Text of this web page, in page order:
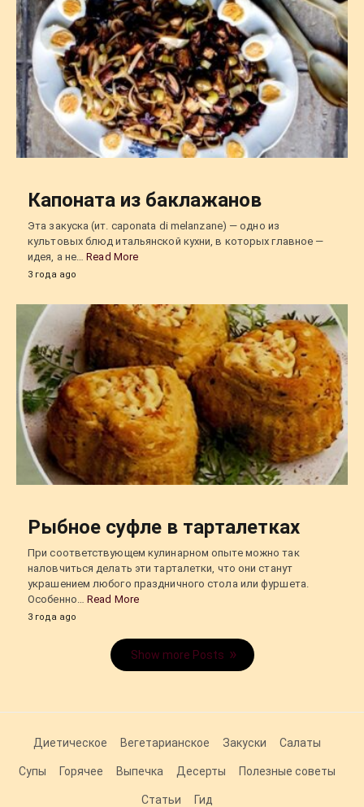
Капоната из баклажанов
Эта закуска (ит. caponata di melanzane) — одно из
культовых блюд итальянской кухни, в которых главное —
идея, а не…Read More
3 года ago
Рыбное суфле в тарталетках
При соответствующем кулинарном опыте можно так
наловчиться делать эти тарталетки, что они станут
украшением любого праздничного стола или фуршета.
Особенно… Read More
3 года ago
Show more Posts
Диетическое Вегетарианское Закуски Салаты
Супы Горячее Выпечка Десерты Полезные советы
Статьи Гид